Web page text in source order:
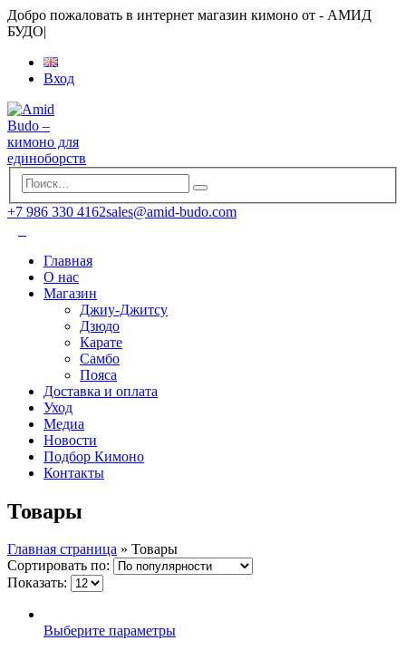
Добро пожаловать в интернет магазин кимоно от - АМИД
БУДО|
Вход
+7 986 330 4162sales@amid-budo.com
Главная
О нас
Магазин
Джиу-Джитсу
Дзюдо
Карате
Самбо
Пояса
Доставка и оплата
Уход
Медиа
Новости
Подбор Кимоно
Контакты
Товары
Главная страница » Товары
Сортировать по:
Показать:
Выберите параметры